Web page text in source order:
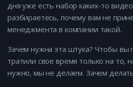
дня уже есть набор каких-то
разбираетесь, почему вам не
менеджмента в компании такой.
Зачем нужна эта штука? Чтобы вы
тратили свое время только на то,
нужно, мы не делаем. Зачем